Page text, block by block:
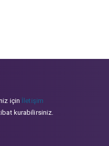
için İletişim
kurabilirsiniz.